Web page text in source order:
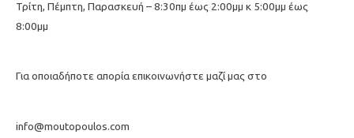
Τρίτη, Πέμπτη, Παρασκευή – 8:30πμ έως 2:00μμ κ 5:00μμ έως
8:00μμ
Για οποιαδήποτε απορία επικοινωνήστε μαζί μας στο
info@moutopoulos.com